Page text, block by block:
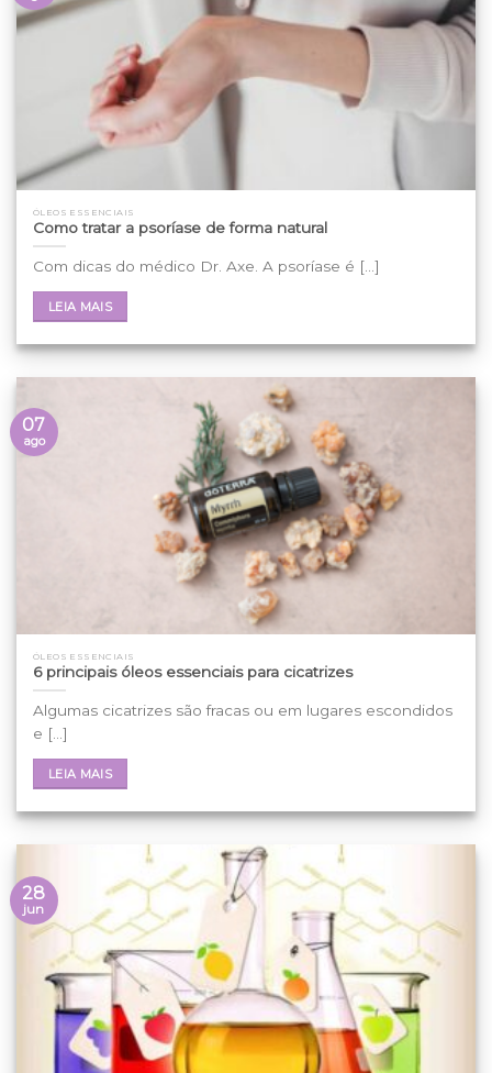
ÓLEOS ESSENCIAIS
Como tratar a psoríase de forma natural
Com dicas do médico Dr. Axe. A psoríase é [...]
LEIA MAIS
ÓLEOS ESSENCIAIS
6 principais óleos essenciais para cicatrizes
Algumas cicatrizes são fracas ou em lugares escondidos
e [...]
LEIA MAIS
07
ago
28
jun